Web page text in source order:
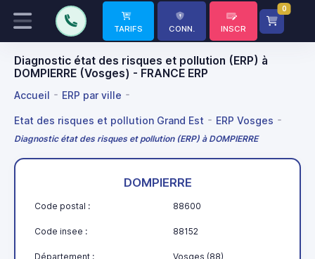
TARIFS CONN. INSCR
0
Diagnostic état des risques et pollution (ERP) à
DOMPIERRE (Vosges) - FRANCE ERP
Accueil ERP par ville
Etat des risques et pollution Grand Est ERP Vosges
Diagnostic état des risques et pollution (ERP) à DOMPIERRE
DOMPIERRE
Code postal : 88600
Code insee : 88152
Département : Vosges (88)